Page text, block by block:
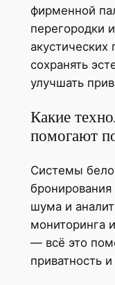
фирменной
перегородки
акустических
сохранять
улучшать
Какие
помогают
Системы
бронирования
шума и
мониторинга
— всё это
приватность